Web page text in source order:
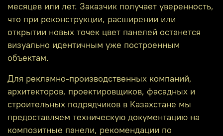
месяцев или лет. Заказчик получает уверенность,
что при реконструкции, расширении или
открытии новых точек цвет панелей останется
визуально идентичным уже построенным
объектам.
Для рекламно‑производственных компаний,
архитекторов, проектировщиков, фасадных и
строительных подрядчиков в Казахстане мы
предоставляем техническую документацию на
композитные панели, рекомендации по